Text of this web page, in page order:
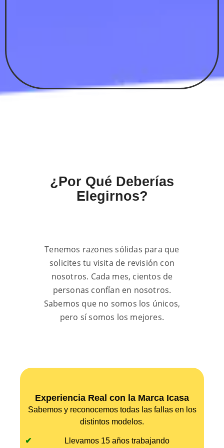
¿Por Qué Deberías
Elegirnos?
Tenemos razones sólidas para que
solicites tu visita de revisión con
nosotros. Cada mes, cientos de
personas confían en nosotros.
Sabemos que no somos los únicos,
pero sí somos los mejores.
Experiencia Real con la Marca Icasa
Sabemos y reconocemos todas las fallas en los
distintos modelos.
Llevamos 15 años trabajando